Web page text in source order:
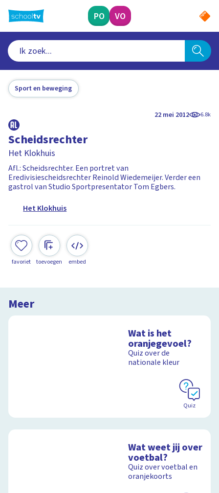
naar
hoofdinhoud
PO VO
Sport en beweging
22 mei 2012 6.8k
Scheidsrechter
Het Klokhuis
Afl.: Scheidsrechter. Een portret van
Eredivisiescheidsrechter Reinold Wiedemeijer. Verder een
gastrol van Studio Sportpresentator Tom Egbers.
Het Klokhuis
favoriet toevoegen embed
Meer
Wat is het
oranjegevoel?
Quiz over de
nationale kleur
Quiz
Wat weet jij over
voetbal?
Quiz over voetbal en
oranjekoorts